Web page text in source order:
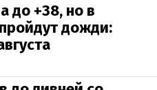
до +38, но в
дожди: